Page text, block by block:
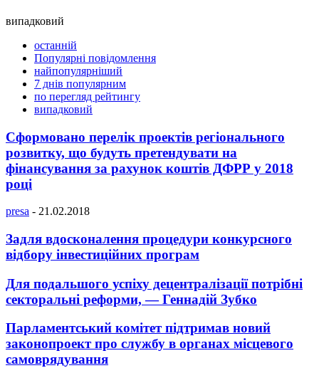
випадковий
останній
Популярні повідомлення
найпопулярніший
7 днів популярним
по перегляд рейтингу
випадковий
Сформовано перелік проектів регіонального
розвитку, що будуть претендувати на
фінансування за рахунок коштів ДФРР у 2018
році
presa - 21.02.2018
Задля вдосконалення процедури конкурсного
відбору інвестиційних програм
Для подальшого успіху децентралізації потрібні
секторальні реформи, — Геннадій Зубко
Парламентський комітет підтримав новий
законопроект про службу в органах місцевого
самоврядування